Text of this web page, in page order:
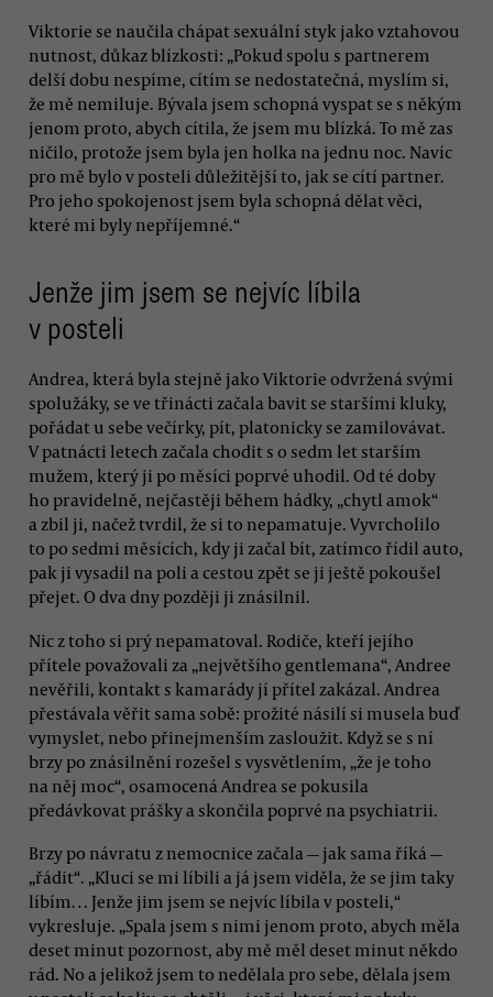
Viktorie se naučila chápat sexuální styk jako vztahovou
nutnost, důkaz blízkosti: „Pokud spolu s partnerem
delší dobu nespíme, cítím se nedostatečná, myslím si,
že mě nemiluje. Bývala jsem schopná vyspat se s někým
jenom proto, abych cítila, že jsem mu blízká. To mě zas
ničilo, protože jsem byla jen holka na jednu noc. Navíc
pro mě bylo v posteli důležitější to, jak se cítí partner.
Pro jeho spokojenost jsem byla schopná dělat věci,
které mi byly nepříjemné.“
Jenže jim jsem se nejvíc líbila
v posteli
Andrea, která byla stejně jako Viktorie odvržená svými
spolužáky, se ve třinácti začala bavit se staršími kluky,
pořádat u sebe večírky, pít, platonicky se zamilovávat.
V patnácti letech začala chodit s o sedm let starším
mužem, který ji po měsíci poprvé uhodil. Od té doby
ho pravidelně, nejčastěji během hádky, „chytl amok“
a zbil ji, načež tvrdil, že si to nepamatuje. Vyvrcholilo
to po sedmi měsících, kdy ji začal bít, zatímco řídil auto,
pak ji vysadil na poli a cestou zpět se ji ještě pokoušel
přejet. O dva dny později ji znásilnil.
Nic z toho si prý nepamatoval. Rodiče, kteří jejího
přítele považovali za „největšího gentlemana“, Andree
nevěřili, kontakt s kamarády jí přítel zakázal. Andrea
přestávala věřit sama sobě: prožité násilí si musela buď
vymyslet, nebo přinejmenším zasloužit. Když se s ní
brzy po znásilnění rozešel s vysvětlením, „že je toho
na něj moc“, osamocená Andrea se pokusila
předávkovat prášky a skončila poprvé na psychiatrii.
Brzy po návratu z nemocnice začala — jak sama říká —
„řádit“. „Kluci se mi líbili a já jsem viděla, že se jim taky
líbím… Jenže jim jsem se nejvíc líbila v posteli,“
vykresluje. „Spala jsem s nimi jenom proto, abych měla
deset minut pozornost, aby mě měl deset minut někdo
rád. No a jelikož jsem to nedělala pro sebe, dělala jsem